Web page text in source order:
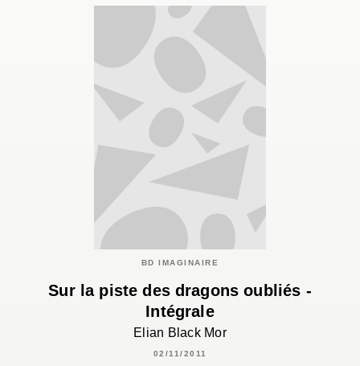
BD IMAGINAIRE
Sur la piste des dragons oubliés -
Intégrale
Elian Black Mor
02/11/2011